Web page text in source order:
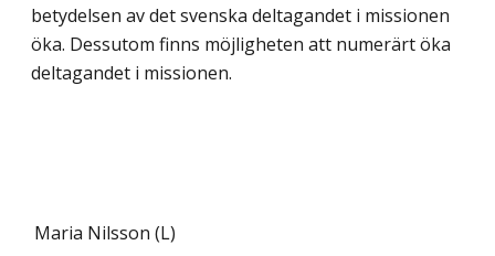
betydelsen av det svenska deltagandet i missionen
öka. Dessutom finns möjligheten att numerärt öka
deltagandet i missionen.
Maria Nilsson (L)